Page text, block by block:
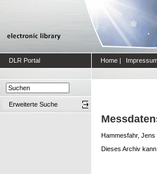
DLR Portal Home |
Erweiterte Suche
Hammesfahr, Jens
Dieses Archiv